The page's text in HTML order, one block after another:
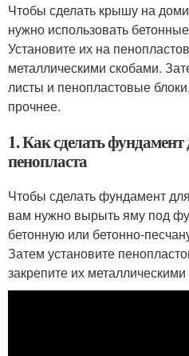
Чтобы сделать крышу на
нужно использовать
Установите их на
металлическими скобами.
листы и пенопластовые
прочнее.
1. Как сделать
пенопласта
Чтобы сделать фундамент
вам нужно вырыть яму под
бетонную или бетонно-
Затем установите
закрепите их